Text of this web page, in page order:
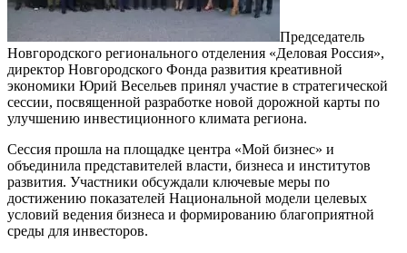
Председатель
Новгородского регионального отделения «Деловая Россия»,
директор Новгородского Фонда развития креативной
экономики Юрий Весельев принял участие в стратегической
сессии, посвященной разработке новой дорожной карты по
улучшению инвестиционного климата региона.
Сессия прошла на площадке центра «Мой бизнес» и
объединила представителей власти, бизнеса и институтов
развития. Участники обсуждали ключевые меры по
достижению показателей Национальной модели целевых
условий ведения бизнеса и формированию благоприятной
среды для инвесторов.